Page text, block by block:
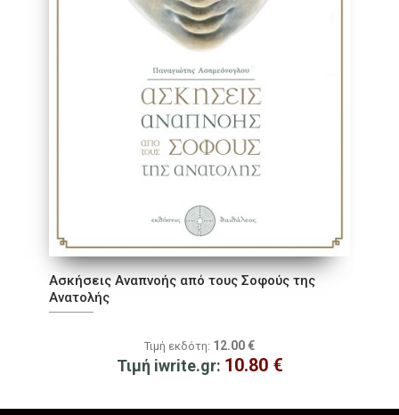
Ασκήσεις Αναπνοής από τους Σοφούς της
Ανατολής
Τιμή εκδότη: 12.00 €
Τιμή iwrite.gr: 10.80 €